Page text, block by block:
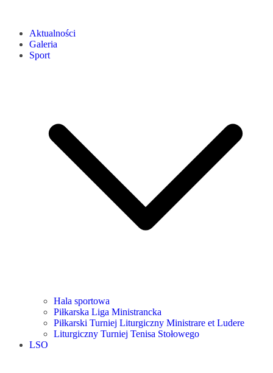
Aktualności
Galeria
Sport
Hala sportowa
Piłkarska Liga Ministrancka
Piłkarski Turniej Liturgiczny Ministrare et Ludere
Liturgiczny Turniej Tenisa Stołowego
LSO